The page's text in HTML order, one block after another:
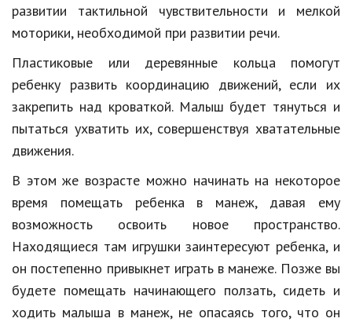
развитии тактильной чувствительности и мелкой
моторики, необходимой при развитии речи.
Пластиковые или деревянные кольца помогут
ребенку развить координацию движений, если их
закрепить над кроваткой. Малыш будет тянуться и
пытаться ухватить их, совершенствуя хватательные
движения.
В этом же возрасте можно начинать на некоторое
время помещать ребенка в манеж, давая ему
возможность освоить новое пространство.
Находящиеся там игрушки заинтересуют ребенка, и
он постепенно привыкнет играть в манеже. Позже вы
будете помещать начинающего ползать, сидеть и
ходить малыша в манеж, не опасаясь того, что он